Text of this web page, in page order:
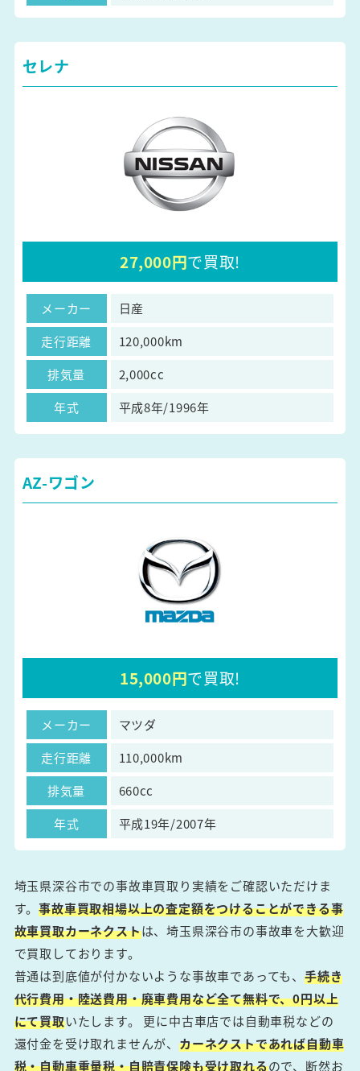
セレナ
27,000円で買取!
メーカー
日産
走行距離
120,000km
排気量
2,000cc
年式
平成8年/1996年
AZ-ワゴン
15,000円で買取!
メーカー
マツダ
走行距離
110,000km
排気量
660cc
年式
平成19年/2007年
埼玉県深谷市での事故車買取り実績をご確認いただけま
す。事故車買取相場以上の査定額をつけることができる事
故車買取カーネクストは、埼玉県深谷市の事故車を大歓迎
で買取しております。
普通は到底値が付かないような事故車であっても、手続き
代行費用・陸送費用・廃車費用など全て無料で、0円以上
にて買取いたします。 更に中古車店では自動車税などの
還付金を受け取れませんが、カーネクストであれば自動車
税・自動車重量税・自賠責保険も受け取れるので、断然お